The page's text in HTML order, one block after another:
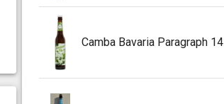
Camba Bavaria Paragraph 14